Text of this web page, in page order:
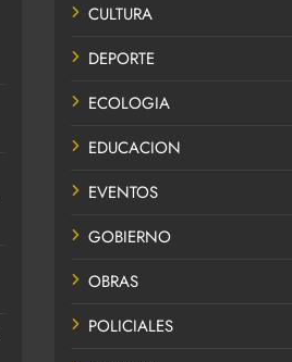
CULTURA
DEPORTE
ECOLOGIA
EDUCACION
EVENTOS
GOBIERNO
OBRAS
POLICIALES